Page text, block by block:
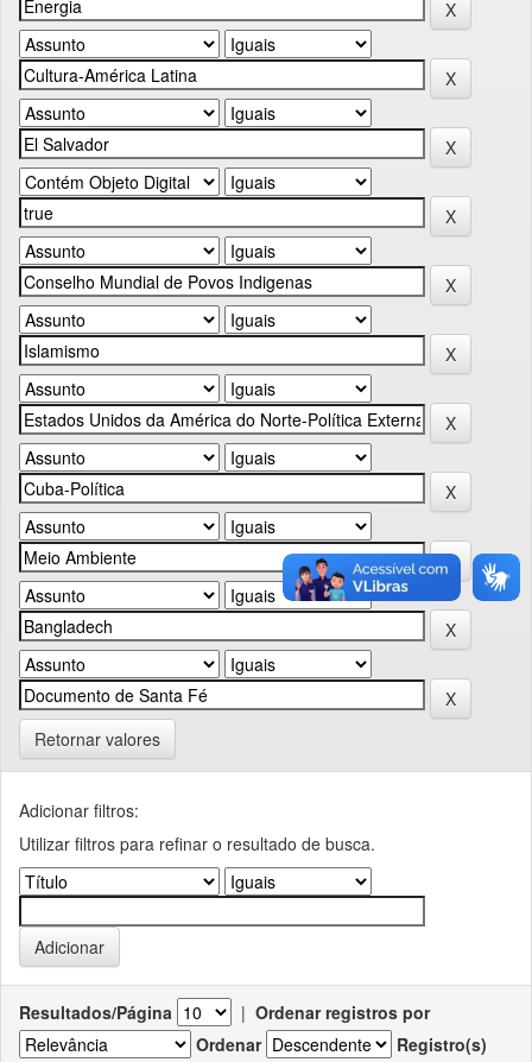
Retornar valores
Adicionar filtros:
Utilizar filtros para refinar o resultado de busca.
Resultados/Página | Ordenar registros por
Ordenar
Registro(s)